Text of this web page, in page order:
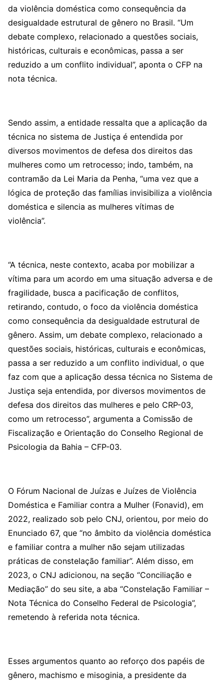
da violência doméstica como consequência da
desigualdade estrutural de gênero no Brasil. “Um
debate complexo, relacionado a questões sociais,
históricas, culturais e econômicas, passa a ser
reduzido a um conflito individual”, aponta o CFP na
nota técnica.
Sendo assim, a entidade ressalta que a aplicação da
técnica no sistema de Justiça é entendida por
diversos movimentos de defesa dos direitos das
mulheres como um retrocesso; indo, também, na
contramão da Lei Maria da Penha, “uma vez que a
lógica de proteção das famílias invisibiliza a violência
doméstica e silencia as mulheres vítimas de
violência”.
“A técnica, neste contexto, acaba por mobilizar a
vítima para um acordo em uma situação adversa e de
fragilidade, busca a pacificação de conflitos,
retirando, contudo, o foco da violência doméstica
como consequência da desigualdade estrutural de
gênero. Assim, um debate complexo, relacionado a
questões sociais, históricas, culturais e econômicas,
passa a ser reduzido a um conflito individual, o que
faz com que a aplicação dessa técnica no Sistema de
Justiça seja entendida, por diversos movimentos de
defesa dos direitos das mulheres e pelo CRP-03,
como um retrocesso”, argumenta a Comissão de
Fiscalização e Orientação do Conselho Regional de
Psicologia da Bahia – CFP-03.
O Fórum Nacional de Juízas e Juízes de Violência
Doméstica e Familiar contra a Mulher (Fonavid), em
2022, realizado sob pelo CNJ, orientou, por meio do
Enunciado 67, que “no âmbito da violência doméstica
e familiar contra a mulher não sejam utilizadas
práticas de constelação familiar”. Além disso, em
2023, o CNJ adicionou, na seção “Conciliação e
Mediação” do seu site, a aba “Constelação Familiar –
Nota Técnica do Conselho Federal de Psicologia”,
remetendo à referida nota técnica.
Esses argumentos quanto ao reforço dos papéis de
gênero, machismo e misoginia, a presidente da